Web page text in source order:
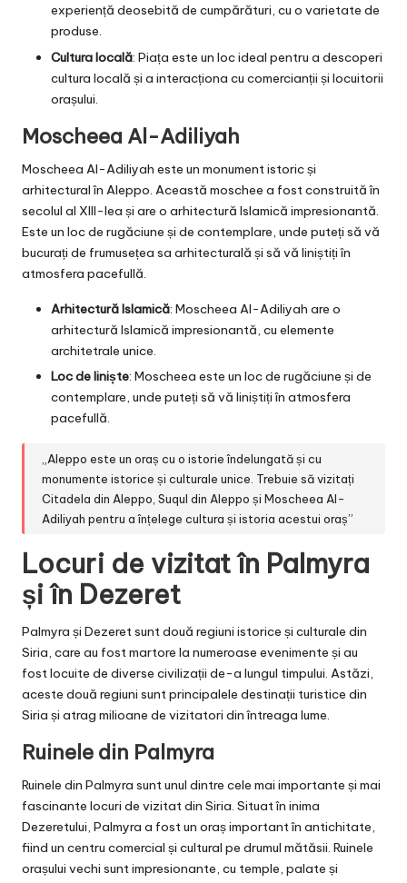
experiență deosebită de cumpărături, cu o varietate de
produse.
Cultura locală: Piața este un loc ideal pentru a descoperi
cultura locală și a interacționa cu comercianții și locuitorii
orașului.
Moscheea Al-Adiliyah
Moscheea Al-Adiliyah este un monument istoric și
arhitectural în Aleppo. Această moschee a fost construită în
secolul al XIII-lea și are o arhitectură Islamică impresionantă.
Este un loc de rugăciune și de contemplare, unde puteți să vă
bucurați de frumusețea sa arhitecturală și să vă liniștiți în
atmosfera pacefullă.
Arhitectură Islamică: Moscheea Al-Adiliyah are o
arhitectură Islamică impresionantă, cu elemente
architetrale unice.
Loc de liniște: Moscheea este un loc de rugăciune și de
contemplare, unde puteți să vă liniștiți în atmosfera
pacefullă.
„Aleppo este un oraș cu o istorie îndelungată și cu
monumente istorice și culturale unice. Trebuie să vizitați
Citadela din Aleppo, Suqul din Aleppo și Moscheea Al-
Adiliyah pentru a înțelege cultura și istoria acestui oraș”
Locuri de vizitat în Palmyra
și în Dezeret
Palmyra și Dezeret sunt două regiuni istorice și culturale din
Siria, care au fost martore la numeroase evenimente și au
fost locuite de diverse civilizații de-a lungul timpului. Astăzi,
aceste două regiuni sunt principalele destinații turistice din
Siria și atrag milioane de vizitatori din întreaga lume.
Ruinele din Palmyra
Ruinele din Palmyra sunt unul dintre cele mai importante și mai
fascinante locuri de vizitat din Siria. Situat în inima
Dezeretului, Palmyra a fost un oraș important în antichitate,
fiind un centru comercial și cultural pe drumul mătăsii. Ruinele
orașului vechi sunt impresionante, cu temple, palate și